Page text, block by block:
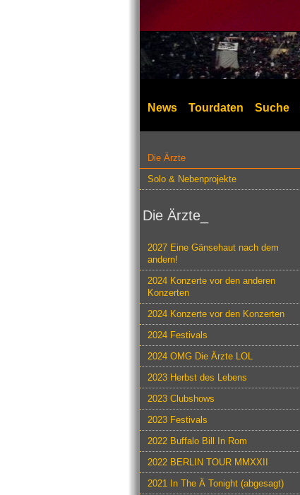
News Tourdaten Suche
Die Ärzte
Solo & Nebenprojekte
Die Ärzte_
2027 Eine Gänsehaut nach dem
andern!
2024 Konzerte vor den anderen
Konzerten
2024 Konzerte vor den Konzerten
2024 Festivals
2024 OMG Die Ärzte LOL
2023 Herbst des Lebens
2023 Clubshows
2023 Festivals
2022 Buffalo Bill In Rom
2022 BERLIN TOUR MMXXII
2021 In The Ä Tonight (abgesagt)